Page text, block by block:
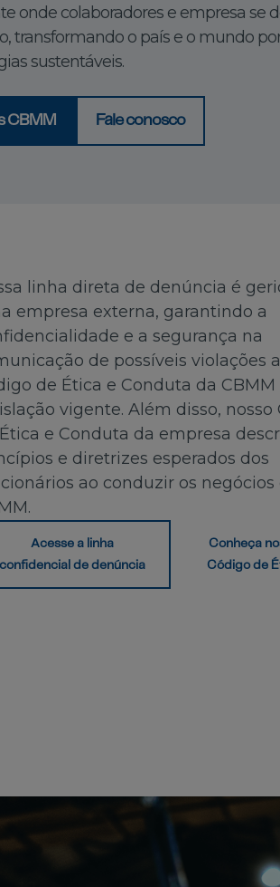
onde colaboradores e empresa se
transformando o país e o mundo
sustentáveis.
CBMM Fale conosco
linha direta de denúncia é
empresa externa, garantindo a
e a segurança na
de possíveis violações
de Ética e Conduta da CBMM
vigente. Além disso, nosso
e Conduta da empresa
e diretrizes esperados dos
ao conduzir os negócios
Acesse a linha
confidencial de denúncia
Conheça
Código de